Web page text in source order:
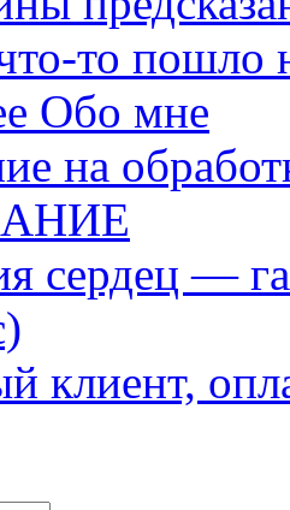
то пошло
Обо мне
на
сердец —
клиент,